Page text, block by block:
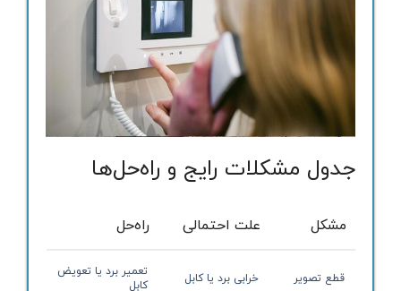
جدول مشکلات رایج و راه‌حل‌ها
مشکل علت احتمالی راه‌حل
قطع تصویر خرابی برد یا کابل
تعمیر برد یا تعویض
کابل